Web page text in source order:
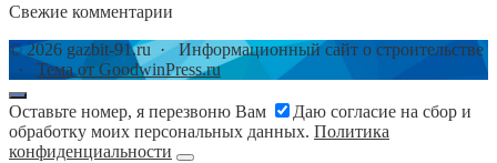
Свежие комментарии
©2026 gazbit-91.ru ·Информационный сайт о строительстве
· Тема от GoodwinPress.ru
Оставьте номер, я перезвоню Вам
Даю согласие на сбор и
обработку моих персональных данных. Политика
конфиденциальности